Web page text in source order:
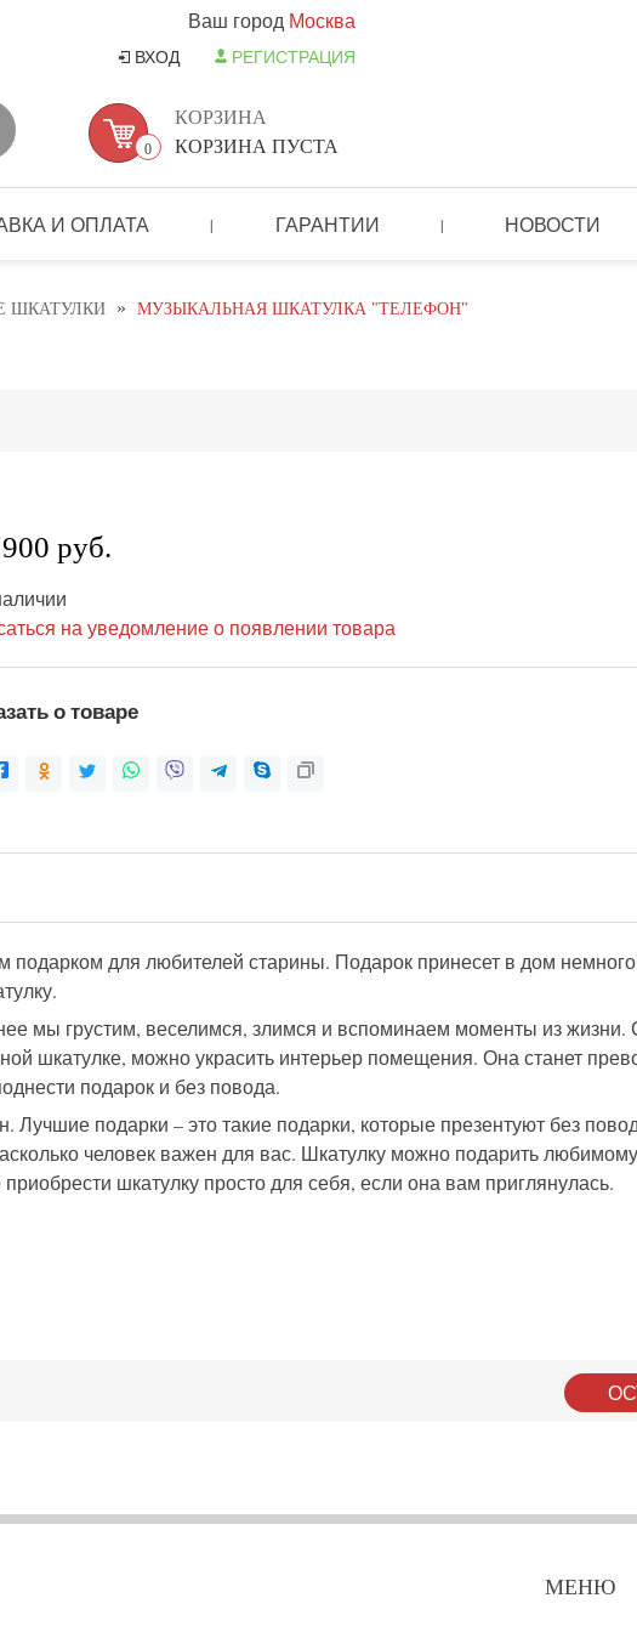
Ваш город Москва
ВХОД РЕГИСТРАЦИЯ
0
КОРЗИНА
КОРЗИНА ПУСТА
И ОПЛАТА | ГАРАНТИИ | НОВОСТИ
ШКАТУЛКИ » МУЗЫКАЛЬНАЯ ШКАТУЛКА "ТЕЛЕФОН"
900 руб.
на уведомление о появлении товара
о товаре
для любителей старины. Подарок принесет в дом
мы грустим, веселимся, злимся и вспоминаем моменты из жизни.
шкатулке, можно украсить интерьер помещения. Она станет
подарок и без повода.
подарки – это такие подарки, которые презентуют без
человек важен для вас. Шкатулку можно подарить
шкатулку просто для себя, если она вам приглянулась.
МЕНЮ